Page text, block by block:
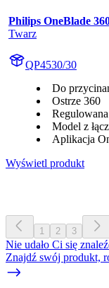
Philips OneBlade
Twarz
QP4530/30
Do
Ostrze 360
Model z
Aplikacja
Wyświetl produkt
1 2 3
Nie udało Ci się
Znajdź swój produkt,